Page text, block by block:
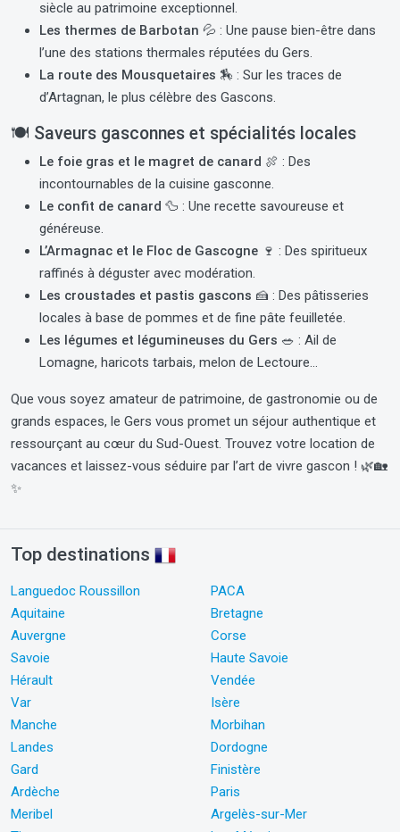
siècle au patrimoine exceptionnel.
Les thermes de Barbotan 💦 : Une pause bien-être dans
l’une des stations thermales réputées du Gers.
La route des Mousquetaires 🏇 : Sur les traces de
d’Artagnan, le plus célèbre des Gascons.
🍽️ Saveurs gasconnes et spécialités locales
Le foie gras et le magret de canard 🍖 : Des
incontournables de la cuisine gasconne.
Le confit de canard 🦆 : Une recette savoureuse et
généreuse.
L’Armagnac et le Floc de Gascogne 🍷 : Des spiritueux
raffinés à déguster avec modération.
Les croustades et pastis gascons 🍰 : Des pâtisseries
locales à base de pommes et de fine pâte feuilletée.
Les légumes et légumineuses du Gers 🥗 : Ail de
Lomagne, haricots tarbais, melon de Lectoure…
Que vous soyez amateur de patrimoine, de gastronomie ou de
grands espaces, le Gers vous promet un séjour authentique et
ressourçant au cœur du Sud-Ouest. Trouvez votre location de
vacances et laissez-vous séduire par l’art de vivre gascon ! 🌿🏡
✨
Top destinations
Languedoc Roussillon
PACA
Aquitaine
Bretagne
Auvergne
Corse
Savoie
Haute Savoie
Hérault
Vendée
Var
Isère
Manche
Morbihan
Landes
Dordogne
Gard
Finistère
Ardèche
Paris
Meribel
Argelès-sur-Mer